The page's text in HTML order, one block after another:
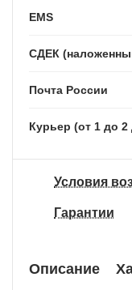
EMS
СДЕК
Почта России
Курьер (от 1 до 2
Условия
Гарантии
Описание